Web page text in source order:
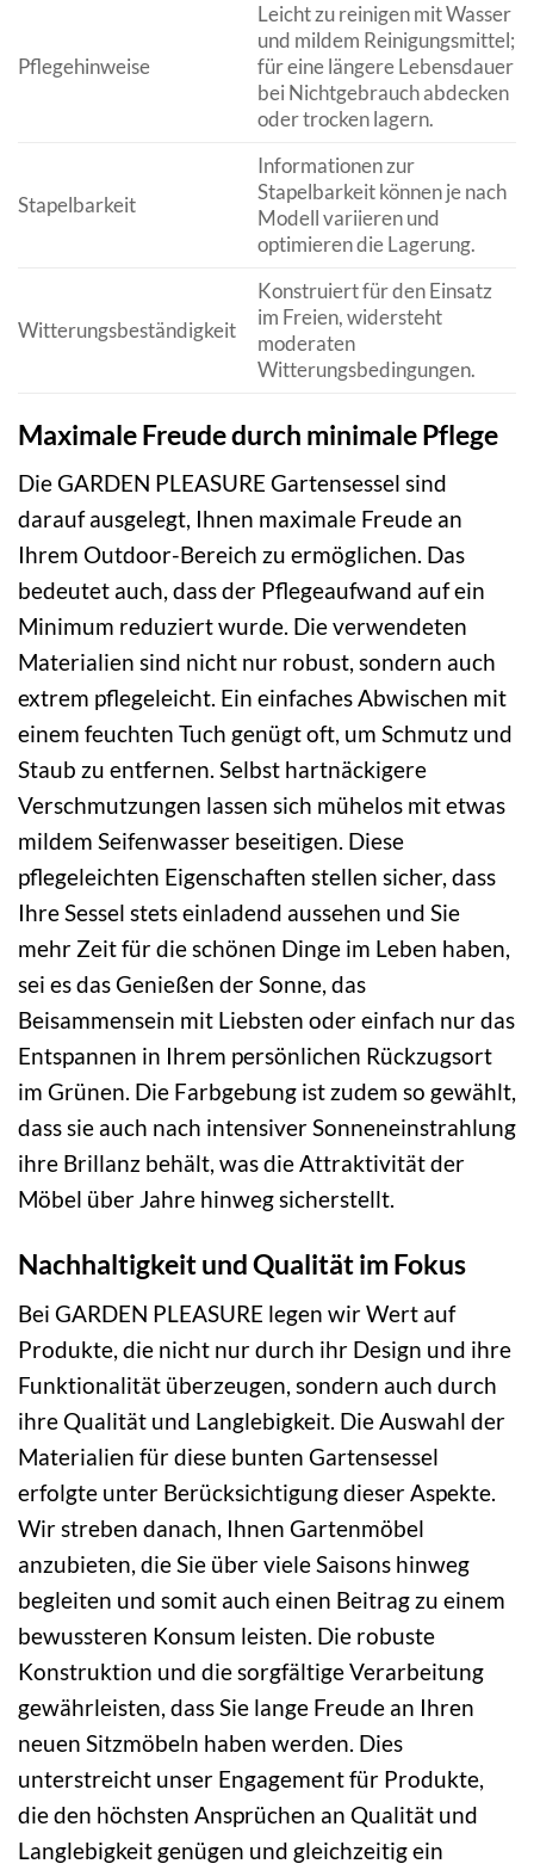
Pflegehinweise
Leicht zu reinigen mit Wasser
und mildem Reinigungsmittel;
für eine längere Lebensdauer
bei Nichtgebrauch abdecken
oder trocken lagern.
Stapelbarkeit
Informationen zur
Stapelbarkeit können je nach
Modell variieren und
optimieren die Lagerung.
Witterungsbeständigkeit
Konstruiert für den Einsatz
im Freien, widersteht
moderaten
Witterungsbedingungen.
Maximale Freude durch minimale Pflege
Die GARDEN PLEASURE Gartensessel sind
darauf ausgelegt, Ihnen maximale Freude an
Ihrem Outdoor-Bereich zu ermöglichen. Das
bedeutet auch, dass der Pflegeaufwand auf ein
Minimum reduziert wurde. Die verwendeten
Materialien sind nicht nur robust, sondern auch
extrem pflegeleicht. Ein einfaches Abwischen mit
einem feuchten Tuch genügt oft, um Schmutz und
Staub zu entfernen. Selbst hartnäckigere
Verschmutzungen lassen sich mühelos mit etwas
mildem Seifenwasser beseitigen. Diese
pflegeleichten Eigenschaften stellen sicher, dass
Ihre Sessel stets einladend aussehen und Sie
mehr Zeit für die schönen Dinge im Leben haben,
sei es das Genießen der Sonne, das
Beisammensein mit Liebsten oder einfach nur das
Entspannen in Ihrem persönlichen Rückzugsort
im Grünen. Die Farbgebung ist zudem so gewählt,
dass sie auch nach intensiver Sonneneinstrahlung
ihre Brillanz behält, was die Attraktivität der
Möbel über Jahre hinweg sicherstellt.
Nachhaltigkeit und Qualität im Fokus
Bei GARDEN PLEASURE legen wir Wert auf
Produkte, die nicht nur durch ihr Design und ihre
Funktionalität überzeugen, sondern auch durch
ihre Qualität und Langlebigkeit. Die Auswahl der
Materialien für diese bunten Gartensessel
erfolgte unter Berücksichtigung dieser Aspekte.
Wir streben danach, Ihnen Gartenmöbel
anzubieten, die Sie über viele Saisons hinweg
begleiten und somit auch einen Beitrag zu einem
bewussteren Konsum leisten. Die robuste
Konstruktion und die sorgfältige Verarbeitung
gewährleisten, dass Sie lange Freude an Ihren
neuen Sitzmöbeln haben werden. Dies
unterstreicht unser Engagement für Produkte,
die den höchsten Ansprüchen an Qualität und
Langlebigkeit genügen und gleichzeitig ein